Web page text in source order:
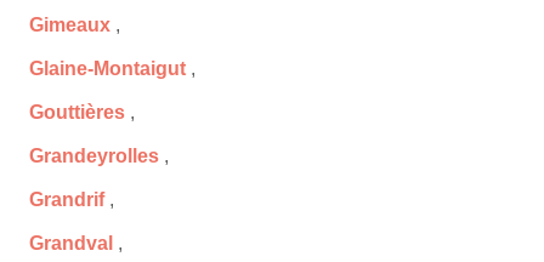
Gimeaux ,
Glaine-Montaigut ,
Gouttières ,
Grandeyrolles ,
Grandrif,
Grandval ,